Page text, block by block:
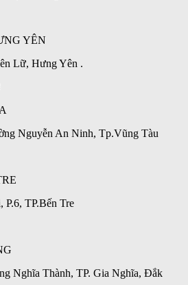
YÊN
Lữ, Hưng Yên .
Nguyễn An Ninh, Tp.Vũng Tàu
TP.Bến Tre
Nghĩa Thành, TP. Gia Nghĩa, Đắk